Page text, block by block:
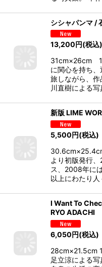
シシャパンマ /
13,200円(税込)
31cm×26cm
に関心を持ち
旅しながら、
川直樹による
新版 LIME
5,500円(税込)
より初版発行
ス、2008年に
以上にわたり
I Want To
RYO ADACHI
6,050円(税込)
28cm×21.5cm
足立涼による